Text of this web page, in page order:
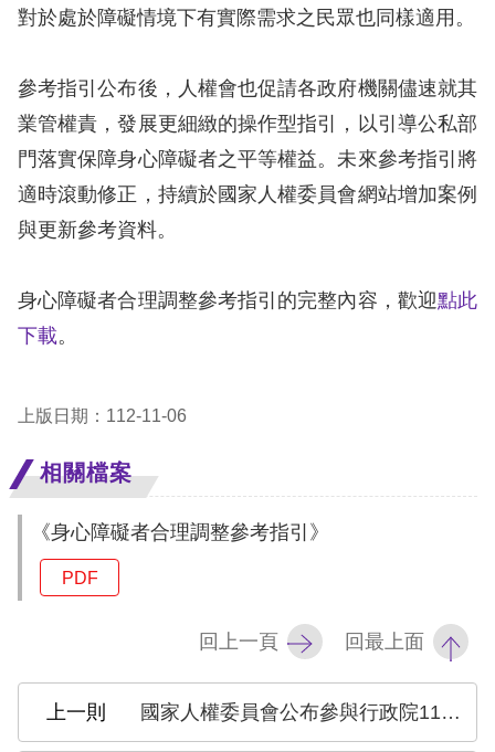
回
頁
網
站
全
策
護
對於處於障礙情境下有實際需求之民眾也同樣適用。
參考指引公布後，人權會也促請各政府機關儘速就其
業管權責，發展更細緻的操作型指引，以引導公私部
門落實保障身心障礙者之平等權益。未來參考指引將
適時滾動修正，持續於國家人權委員會網站增加案例
與更新參考資料。
身心障礙者合理調整參考指引的完整內容，歡迎點此
下載。
上版日期：112-11-06
相關檔案
《身心障礙者合理調整參考指引》
PDF
回上一頁 回最上面
國家人權委員會公布參與行政院112年1月至2月間「落實國家人權行動計畫辦理情形表」第1次審查會議(共3場)之監督情形